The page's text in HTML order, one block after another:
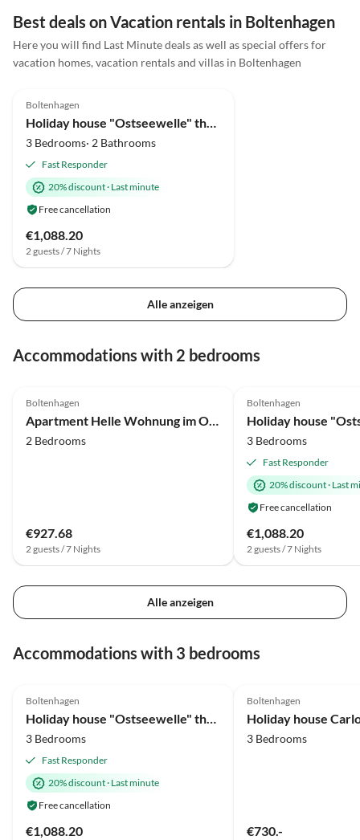
liebevolle Osterdekoration
haben uns direkt ein Gefühl
von Willkommensein
gegeben. Ein großer
Insgesamt ein rundum
kommen sehr gerne wieder!
Best deals on Vacation rentals in Boltenhagen
Here you will find Last Minute deals as well as special offers for
vacation homes, vacation rentals and villas in Boltenhagen
Tour
Super Host
Boltenhagen
3 Bedrooms· 2 Bathrooms
Fast Responder
20% discount· Last minute
Free cancellation
€1,088.20
2 guests / 7 Nights
Alle anzeigen
Accommodations with 2 bedrooms
Boltenhagen
Apartment Helle Wohnung im Ostseebad
2 Bedrooms
€927.68
2 guests / 7 Nights
Super Host
Boltenhagen
3 Bedrooms
Fast Responder
20% discount· Last
Free cancellation
€1,088.20
2 guests / 7 Nights
Alle anzeigen
Accommodations with 3 bedrooms
Tour
Super Host
Boltenhagen
Holiday house "Ostseewelle" thatched house
3 Bedrooms
Fast Responder
20% discount· Last minute
Free cancellation
€1,088.20
Boltenhagen
Holiday house
3 Bedrooms
€730.-